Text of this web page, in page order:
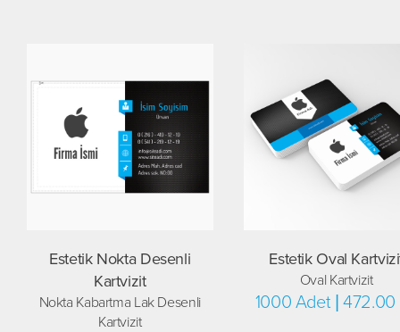
Estetik Nokta Desenli
Kartvizit
Nokta Kabartma Lak Desenli
Kartvizit
Estetik Oval
Oval Kartvizit
1000 Adet | 472.00